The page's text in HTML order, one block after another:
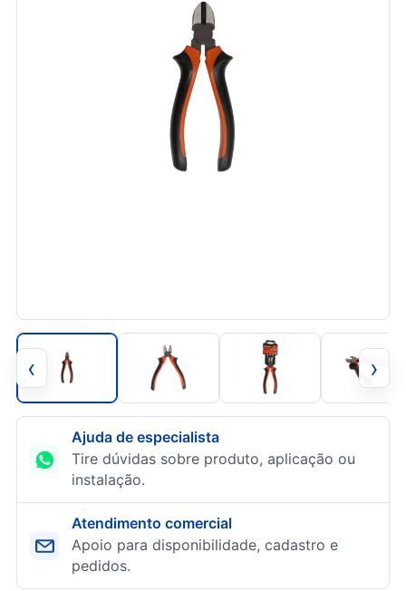
‹ ›
Ajuda de especialista
Tire dúvidas sobre produto, aplicação ou
instalação.
Atendimento comercial
Apoio para disponibilidade, cadastro e
pedidos.